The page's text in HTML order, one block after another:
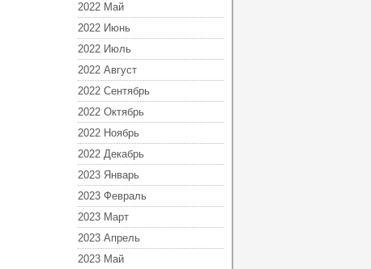
2022 Май
2022 Июнь
2022 Июль
2022 Август
2022 Сентябрь
2022 Октябрь
2022 Ноябрь
2022 Декабрь
2023 Январь
2023 Февраль
2023 Март
2023 Апрель
2023 Май